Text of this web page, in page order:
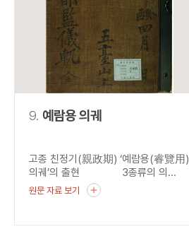
9. 예람용 의궤
고종 친정기(親政期) ‘예람용(睿覽用)
의궤’의 출현 3종류의 의...
원문 자료 보기